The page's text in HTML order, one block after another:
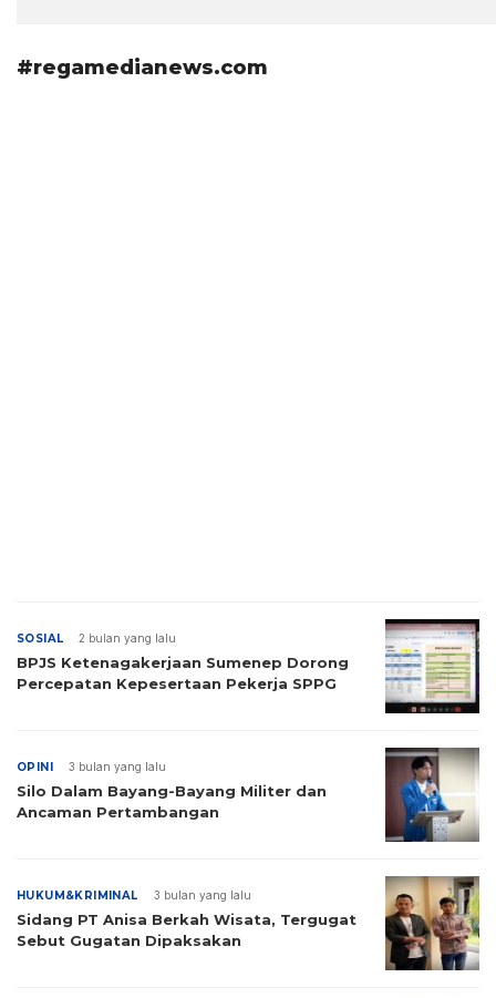
#regamedianews.com
SOSIAL 2 bulan yang lalu
BPJS Ketenagakerjaan Sumenep Dorong
Percepatan Kepesertaan Pekerja SPPG
OPINI 3 bulan yang lalu
Silo Dalam Bayang-Bayang Militer dan
Ancaman Pertambangan
HUKUM&KRIMINAL 3 bulan yang lalu
Sidang PT Anisa Berkah Wisata, Tergugat
Sebut Gugatan Dipaksakan